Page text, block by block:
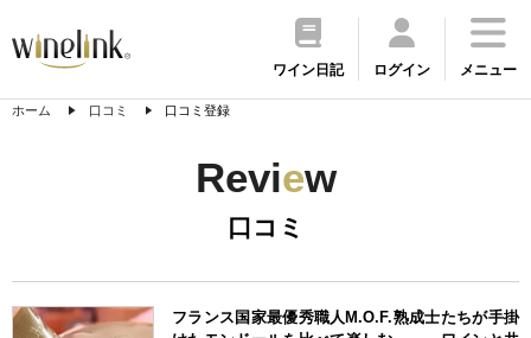
ワイン日記 ログイン メニュー
ホーム 口コミ 口コミ登録
Review
口コミ
フランス国家最優秀職人M.O.F.熟成士たちが手掛